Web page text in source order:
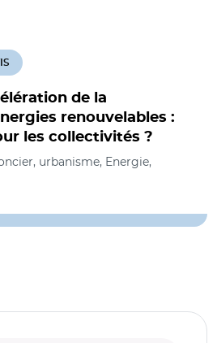
de la
renouvelables :
les collectivités ?
urbanisme, Energie,